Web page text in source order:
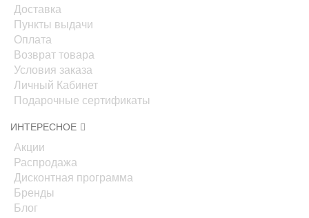
Доставка
Пункты выдачи
Оплата
Возврат товара
Условия заказа
Личный Кабинет
Подарочные сертификаты
ИНТЕРЕСНОЕ
Акции
Распродажа
Дисконтная программа
Бренды
Блог